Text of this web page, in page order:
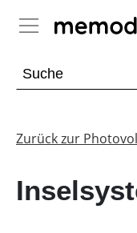
Übersicht
Zurück zur